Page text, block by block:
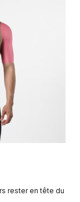
rester en tête du